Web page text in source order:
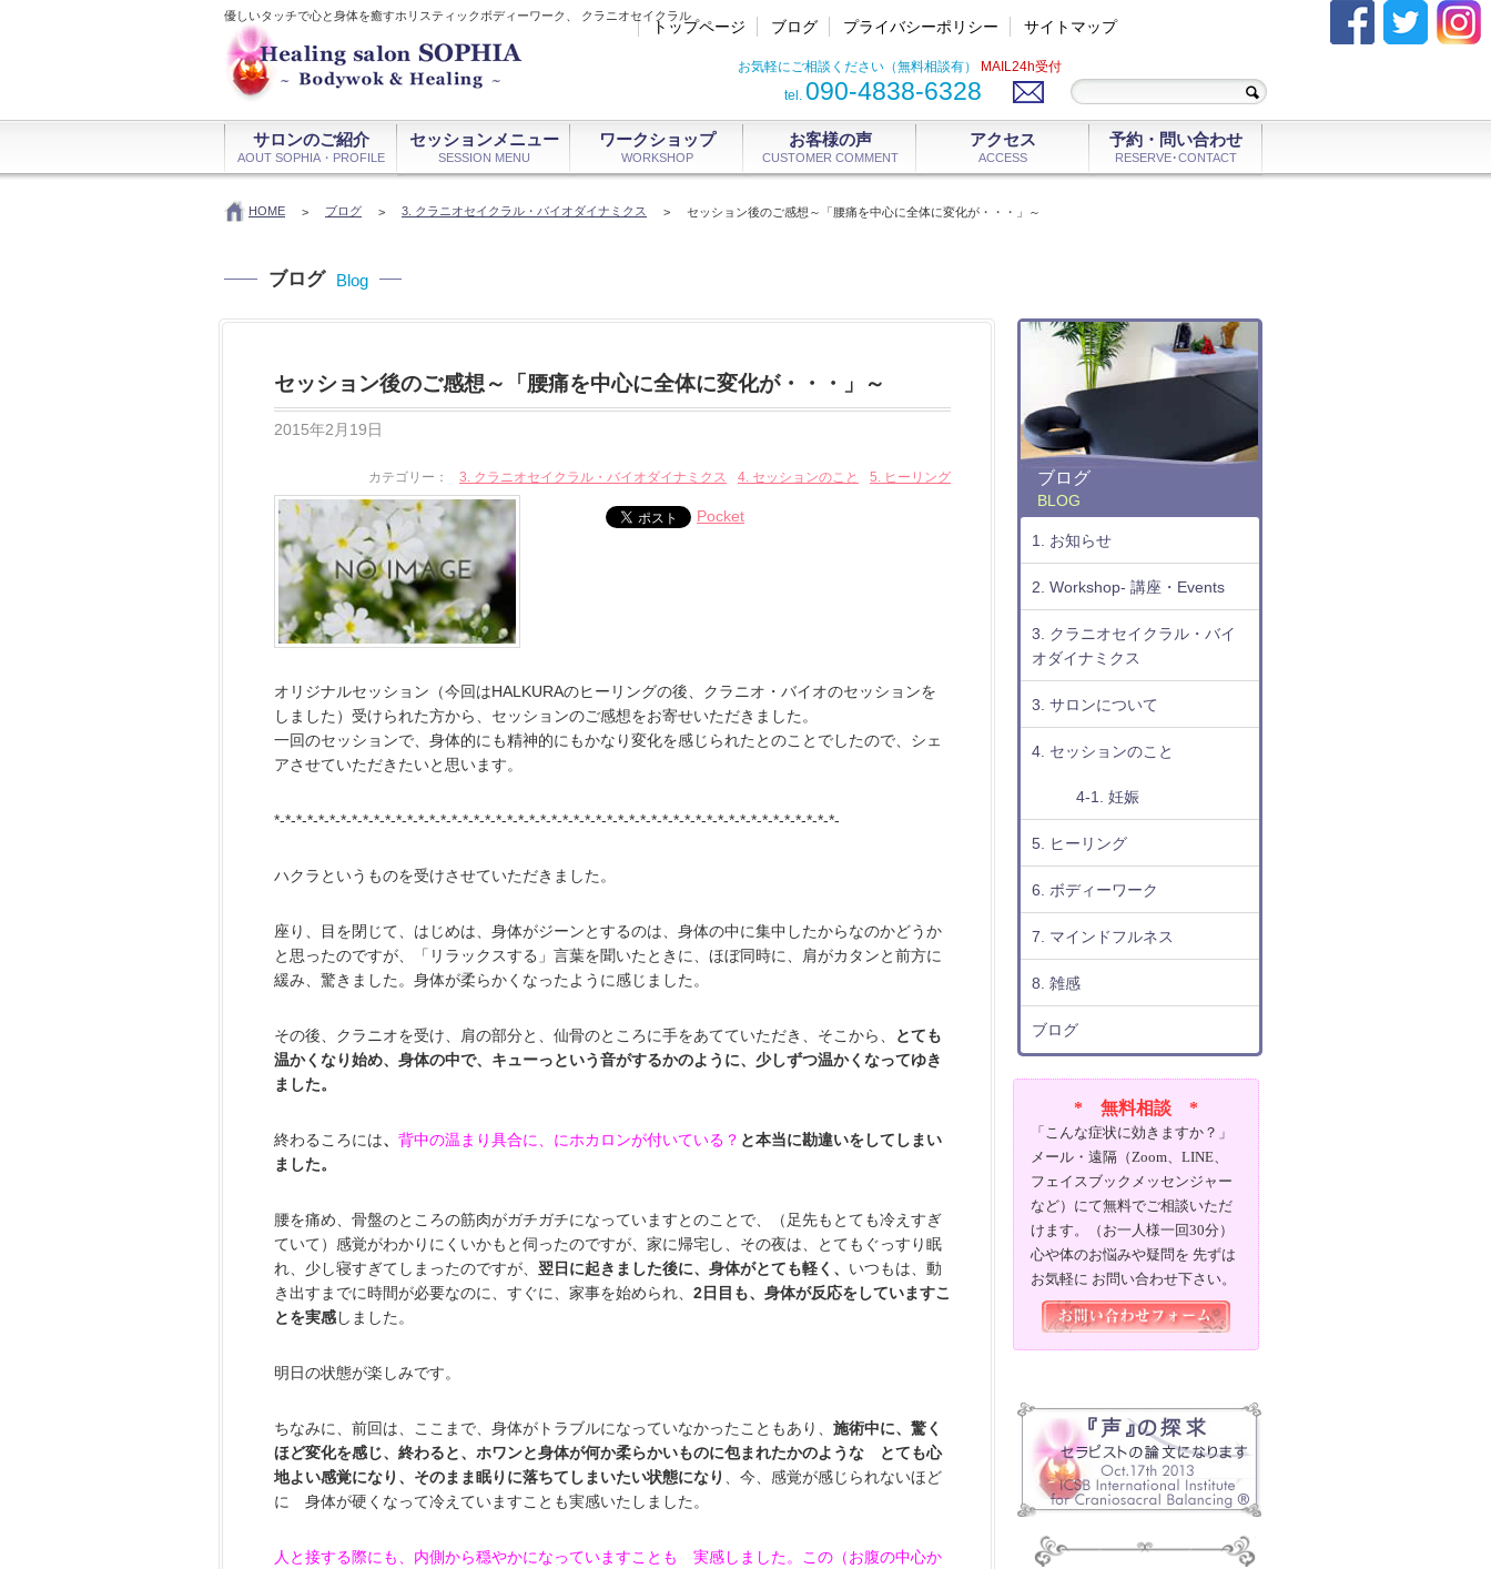
優しいタッチで心と身体を癒すホリスティックボディーワーク、 クラニオセイクラル
サイトマップ
プライバシーポリシー
ブログ
トップページ
お気軽にご相談ください（無料相談有）
MAIL24h受付
tel. 090-4838-6328
サロンのご紹介
AOUT SOPHIA・PROFILE
セッションメニュー
SESSION MENU
ワークショップ
WORKSHOP
お客様の声
CUSTOMER COMMENT
アクセス
ACCESS
予約・問い合わせ
RESERVE･CONTACT
HOME > ブログ > 3. クラニオセイクラル・バイオダイナミクス > セッション後のご感想～「腰痛を中心に全体に変化が・・・」～
ブログ Blog
セッション後のご感想～「腰痛を中心に全体に変化が・・・」～
2015年2月19日
カテゴリー： 3. クラニオセイクラル・バイオダイナミクス 4. セッションのこと 5. ヒーリング
Pocket
オリジナルセッション（今回はHALKURAのヒーリングの後、クラニオ・バイオのセッションを
しました）受けられた方から、セッションのご感想をお寄せいただきました。
一回のセッションで、身体的にも精神的にもかなり変化を感じられたとのことでしたので、シェ
アさせていただきたいと思います。
*-*-*-*-*-*-*-*-*-*-*-*-*-*-*-*-*-*-*-*-*-*-*-*-*-*-*-*-*-*-*-*-*-*-*-*-*-*-*-*-*-*-*-*-*-*-*-*-*-*-*-
ハクラというものを受けさせていただきました。
座り、目を閉じて、はじめは、身体がジーンとするのは、身体の中に集中したからなのかどうか
と思ったのですが、「リラックスする」言葉を聞いたときに、ほぼ同時に、肩がカタンと前方に
緩み、驚きました。身体が柔らかくなったように感じました。
その後、クラニオを受け、肩の部分と、仙骨のところに手をあてていただき、そこから、
とても
温かくなり始め、身体の中で、キューっという音がするかのように、少しずつ温かくなってゆき
ました。
終わるころには、 背中の温まり具合に、にホカロンが付いている？ と本当に勘違いをしてしまい
ました。
腰を痛め、骨盤のところの筋肉がガチガチになっていますとのことで、（足先もとても冷えすぎ
ていて）感覚がわかりにくいかもと伺ったのですが、家に帰宅し、その夜は、とてもぐっすり眠
れ、少し寝すぎてしまったのですが、 翌日に起きました後に、身体がとても軽く、 いつもは、動
き出すまでに時間が必要なのに、すぐに、家事を始められ、 2日目も、身体が反応をしていますこ
とを実感しました。
明日の状態が楽しみです。
ちなみに、前回は、ここまで、身体がトラブルになっていなかったこともあり、 施術中に、驚く
ほど変化を感じ、終わると、ホワンと身体が何か柔らかいものに包まれたかのような とても心
地よい感覚になり、そのまま眠りに落ちてしまいたい状態になり
、今、感覚が感じられないほど
に 身体が硬くなって冷えていますことも実感いたしました。
人と接する際にも、内側から穏やかになっていますことも 実感しました。この（お腹の中心か
ブログ
BLOG
1. お知らせ
2. Workshop- 講座・Events
3. クラニオセイクラル・バイ
オダイナミクス
3. サロンについて
4. セッションのこと
4-1. 妊娠
5. ヒーリング
6. ボディーワーク
7. マインドフルネス
8. 雑感
ブログ
* 無料相談 *
「こんな症状に効きますか？」
メール・遠隔（Zoom、LINE、
フェイスブックメッセンジャー
など）にて無料でご相談いただ
けます。（お一人様一回30分）
心や体のお悩みや疑問を 先ずは
お気軽に お問い合わせ下さい。